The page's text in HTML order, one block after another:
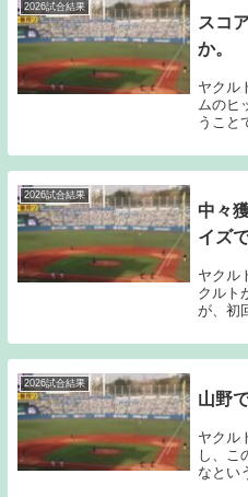
2026試合結果
スコ
か。
ヤクル
ムのヒ
うこと
スコア
かな？
2026試合結果
中々
イズで
ヤクル
クルト
が、初
という
ムでも
2026試合結果
山野
ヤクル
し、こ
なとい